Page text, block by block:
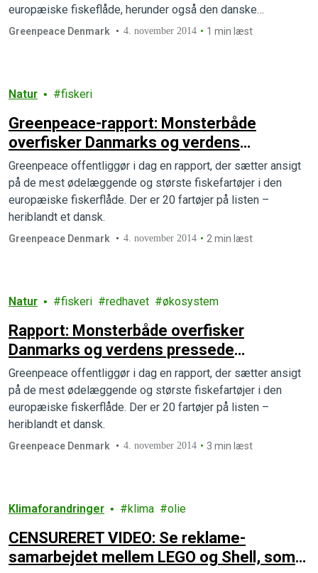
europæiske fiskeflåde, herunder også den danske
bundtrawler HM 555 Kingfisher
Greenpeace Denmark 4. november 2014 1 min læst
Natur fiskeri
Greenpeace-rapport: Monsterbåde
overfisker Danmarks og verdens
pressede fiskebestande
Greenpeace offentliggør i dag en rapport, der sætter ansigt
på de mest ødelæggende og største fiskefartøjer i den
europæiske fiskerflåde. Der er 20 fartøjer på listen –
heriblandt et dansk.
Greenpeace Denmark 4. november 2014 2 min læst
Natur fiskeri redhavet økosystem
Rapport: Monsterbåde overfisker
Danmarks og verdens pressede
fiskebestande
Greenpeace offentliggør i dag en rapport, der sætter ansigt
på de mest ødelæggende og største fiskefartøjer i den
europæiske fiskerflåde. Der er 20 fartøjer på listen –
heriblandt et dansk.
Greenpeace Denmark 4. november 2014 3 min læst
Klimaforandringer klima olie
CENSURERET VIDEO: Se reklame-
samarbejdet mellem LEGO og Shell, som